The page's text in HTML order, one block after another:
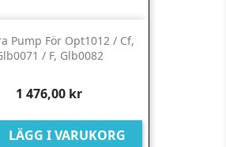
Pump För Opt1012 / Cf,
/ F, Glb0082
Pris
1 476,00 kr
LÄGG I VARUKORG